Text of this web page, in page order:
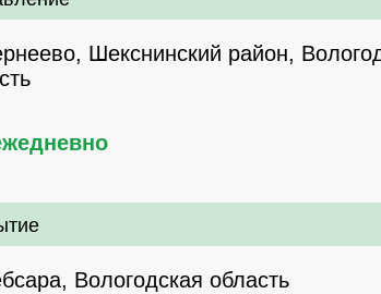
Шекснинский район,
Вологодская область